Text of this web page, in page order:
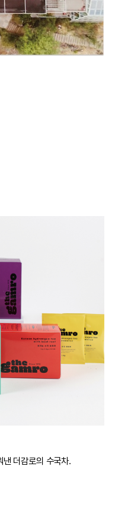
더감로의 수국차.